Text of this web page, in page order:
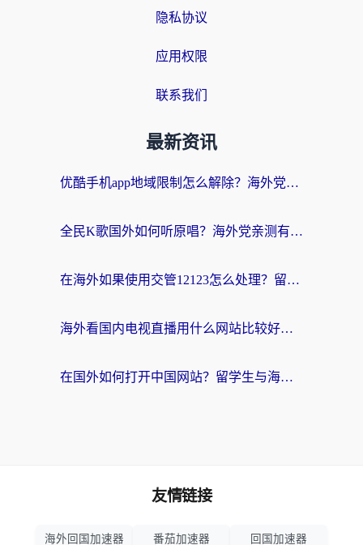
隐私协议
应用权限
联系我们
最新资讯
优酷手机app地域限制怎么解除？海外党亲测有效的追剧方案
全民K歌国外如何听原唱？海外党亲测有效的回国加速器选择指南
在海外如果使用交管12123怎么处理？留学生亲测有效的回国加速方案
海外看国内电视直播用什么网站比较好？一篇解决你所有追剧难题的实用指南
在国外如何打开中国网站？留学生与海外华人的无缝访问指南
友情链接
海外回国加速器 番茄加速器 回国加速器